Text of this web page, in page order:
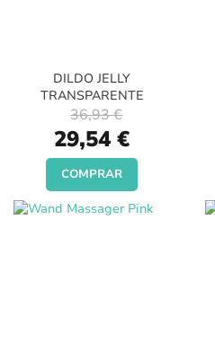
DILDO JELLY
TRANSPARENTE
Special
Price
29,54 €
36,93 €
COMPRAR